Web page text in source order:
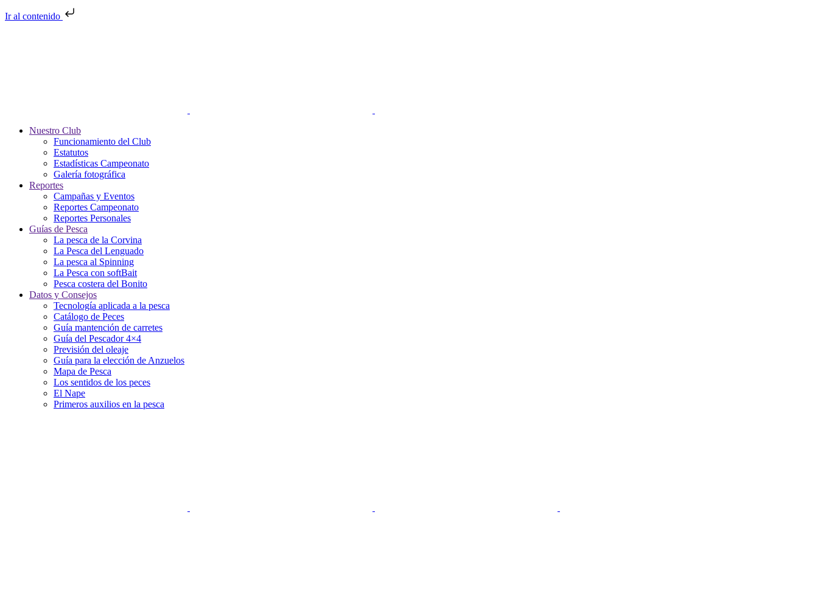
Ir al contenido
Nuestro Club
Funcionamiento del Club
Estatutos
Estadísticas Campeonato
Galería fotográfica
Reportes
Campañas y Eventos
Reportes Campeonato
Reportes Personales
Guías de Pesca
La pesca de la Corvina
La Pesca del Lenguado
La pesca al Spinning
La Pesca con softBait
Pesca costera del Bonito
Datos y Consejos
Tecnología aplicada a la pesca
Catálogo de Peces
Guía mantención de carretes
Guía del Pescador 4×4
Previsión del oleaje
Guía para la elección de Anzuelos
Mapa de Pesca
Los sentidos de los peces
El Nape
Primeros auxilios en la pesca